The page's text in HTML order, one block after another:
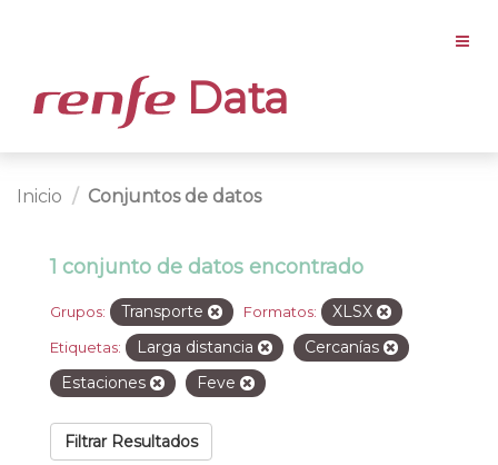
Data
Inicio Conjuntos de datos
1 conjunto de datos encontrado
Grupos: Transporte Formatos: XLSX
Etiquetas: Larga distancia
Cercanías
Estaciones
Feve
Filtrar Resultados